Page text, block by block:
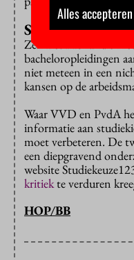
Studieniche
Zelf ziet Mohandis
bacheloropleidingen
niet meteen in een
kansen op de
Waar VVD en PvdA
informatie aan
moet verbeteren. De
een diepgravend
website
kritiekte verduren
HOP/BB
Alles accepteren